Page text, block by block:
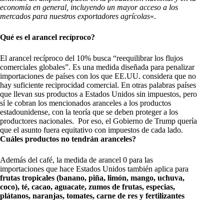
economía en general, incluyendo un mayor acceso a los
mercados para nuestros exportadores agrícolas«.
Qué es el arancel recíproco?
El arancel recíproco del 10% busca “reequilibrar los flujos
comerciales globales”. Es una medida diseñada para penalizar
importaciones de países con los que EE.UU. considera que no
hay suficiente reciprocidad comercial. En otras palabras países
que llevan sus productos a Estados Unidos sin impuestos, pero
sí le cobran los mencionados aranceles a los productos
estadounidense, con la teoría que se deben proteger a los
productores nacionales. Por eso, el Gobierno de Trump quería
que el asunto fuera equitativo con impuestos de cada lado.
Cuáles productos no tendrán aranceles?
Además del café, la medida de arancel 0 para las
importaciones que hace Estados Unidos también aplica para
frutas tropicales (banano, piña, limón, mango, uchuva,
coco), té, cacao, aguacate, zumos de frutas, especias,
plátanos, naranjas, tomates, carne de res y fertilizantes